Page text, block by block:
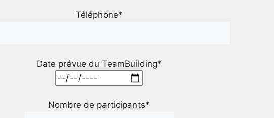
Téléphone*
Date prévue du TeamBuilding*
Nombre de participants*